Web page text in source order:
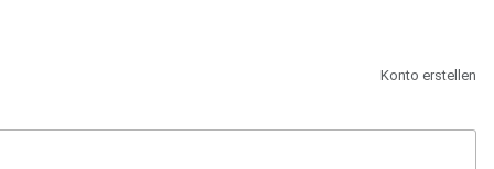
Konto erstellen